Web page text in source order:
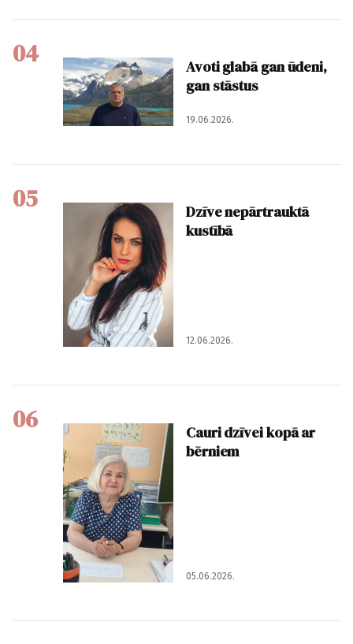
04
Avoti glabā gan ūdeni,
gan stāstus
19.06.2026.
05
Dzīve nepārtrauktā
kustībā
12.06.2026.
06
Cauri dzīvei kopā ar
bērniem
05.06.2026.